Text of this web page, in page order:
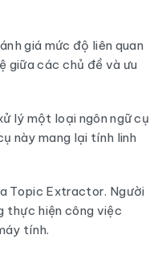
giá mức độ liên quan
giữa các chủ đề và ưu
lý một loại ngôn ngữ cụ
này mang lại tính linh
Topic Extractor. Người
thực hiện công việc
tính.